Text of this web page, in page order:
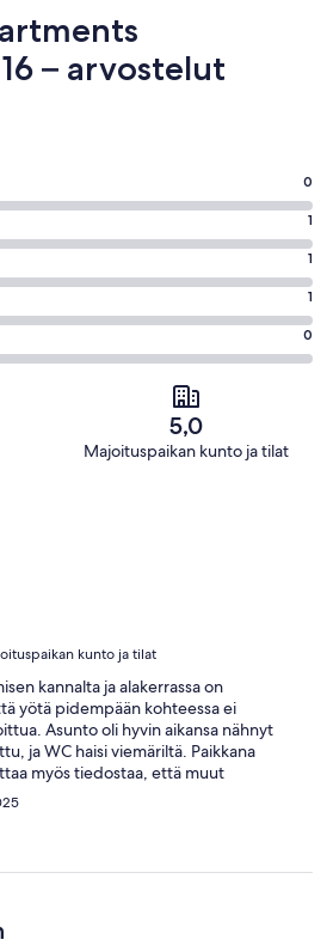
– arvostelut
0
1
1
1
0
5,0
Majoituspaikan kunto ja tilat
kunto ja tilat
kannalta ja alakerrassa on
yötä pidempään kohteessa ei
Asunto oli hyvin aikansa nähnyt
ja WC haisi viemäriltä. Paikkana
myös tiedostaa, että muut
miellyttävimmästä päästä.